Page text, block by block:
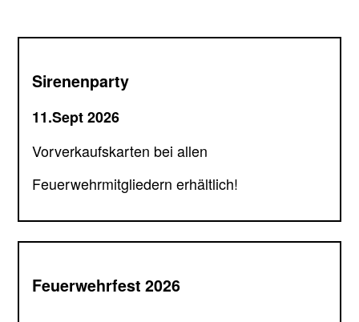
Sirenenparty
11.Sept 2026
Vorverkaufskarten bei allen
Feuerwehrmitgliedern erhältlich!
Feuerwehrfest 2026